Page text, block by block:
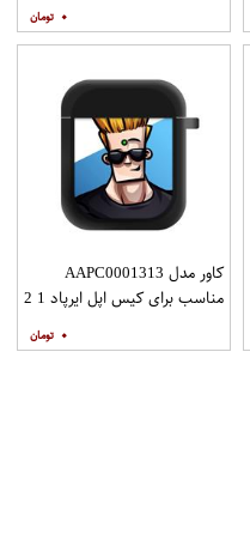
نگهدارنده
۰
کاور مدل AAPC0001313
مناسب برای کیس اپل ایرپاد 1 2
۰